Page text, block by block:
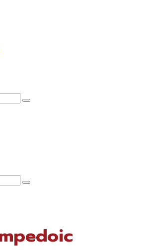
Search
Search